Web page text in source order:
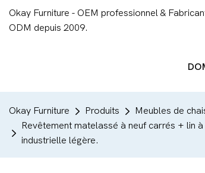
Okay Furniture - OEM professionnel &
ODM depuis 2009.
Okay Furniture Produits Meubles de
Revêtement matelassé à neuf carrés + lin
industrielle légère.